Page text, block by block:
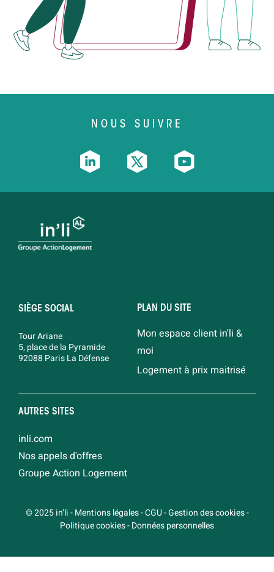
NOUS SUIVRE
SIÈGE SOCIAL
Tour Ariane
5, place de la Pyramide
92088 Paris La Défense
PLAN DU SITE
Mon espace client in'li &
moi
Logement à prix maitrisé
AUTRES SITES
inli.com
Nos appels d'offres
Groupe Action Logement
© 2025 in’li-Mentions légales-CGU-Gestion des cookies-
Politique cookies-Données personnelles